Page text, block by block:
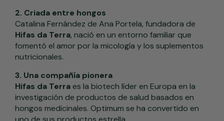
2. Criada entre hongos
Catalina Fernández de Ana Portela, fundadora de
Hifas da Terra, nació en un entorno familiar que
fomentó el amor por la micología y los suplementos
nutricionales.
3. Una compañía pionera
Hifas da Terraes la biotech líder en Europa en la
investigación de productos de salud basados en
hongos medicinales. Optimum se ha convertido en